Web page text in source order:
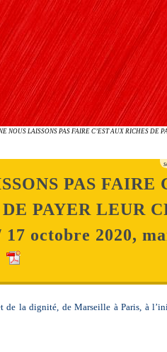
NOUS LAISSONS PAS FAIRE C’EST AUX RICHES DE
PAS FAIRE
PAYER LEUR
17 octobre 2020,
de la dignité, de Marseille à Paris, à